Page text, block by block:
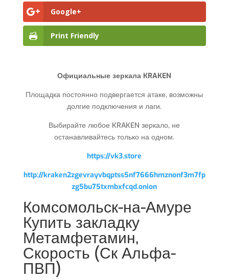
Google+
Print Friendly
Официальные зеркала KRAKEN
Площадка постоянно подвергается атаке, возможны
долгие подключения и лаги.
Выбирайте любое KRAKEN зеркало, не
останавливайтесь только на одном.
https://vk3.store
http://kraken2zgevrayvbqptss5nf7666hmznonf3m7fp
zg5bu75txmbxfcqd.onion
Комсомольск-на-Амуре
Купить закладку
Метамфетамин,
Скорость (Ск Альфа-
ПВП)